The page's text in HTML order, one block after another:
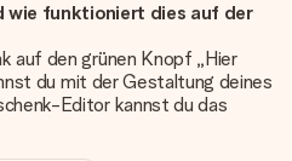
wie funktioniert dies auf der
auf den grünen Knopf „Hier
du mit der Gestaltung deines
Editor kannst du das